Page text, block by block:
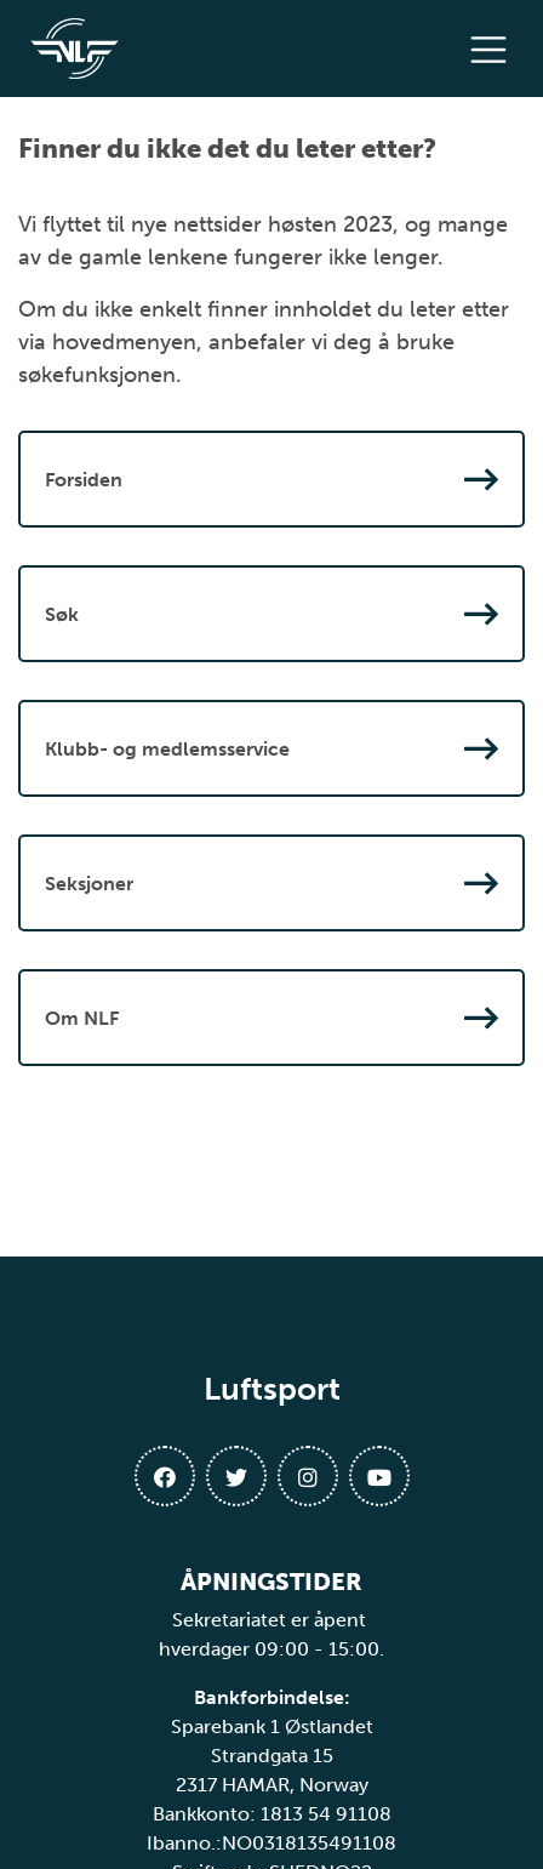
Finner du ikke det du leter etter?
Vi flyttet til nye nettsider høsten 2023, og mange
av de gamle lenkene fungerer ikke lenger.
Om du ikke enkelt finner innholdet du leter etter
via hovedmenyen, anbefaler vi deg å bruke
søkefunksjonen.
Forsiden
Søk
Klubb- og medlemsservice
Seksjoner
Om NLF
Luftsport
ÅPNINGSTIDER
Sekretariatet er åpent
hverdager 09:00 - 15:00.
Bankforbindelse:
Sparebank 1 Østlandet
Strandgata 15
2317 HAMAR, Norway
Bankkonto: 1813 54 91108
Ibanno.:NO0318135491108